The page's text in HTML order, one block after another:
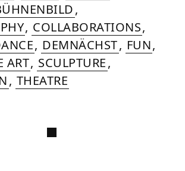
,
, COLLABORATIONS,
, DEMNÄCHST, FUN,
ART, SCULPTURE,
, THEATRE